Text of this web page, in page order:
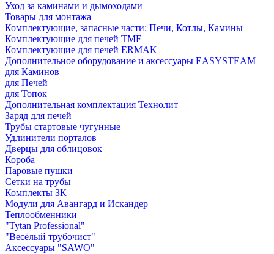
Уход за каминами и дымоходами
Товары для монтажа
Комплектующие, запасные части: Печи, Котлы, Камины
Комплектующие для печей TMF
Комплектующие для печей ERMAK
Дополнительное оборудование и аксессуары EASYSTEAM
для Каминов
для Печей
для Топок
Дополнительная комплектация Технолит
Заряд для печей
Трубы стартовые чугунные
Удлинители порталов
Дверцы для облицовок
Короба
Паровые пушки
Сетки на трубы
Комплекты ЗК
Модули для Авангард и Искандер
Теплообменники
"Tytan Professional"
"Весёлый трубочист"
Аксессуары "SAWO"